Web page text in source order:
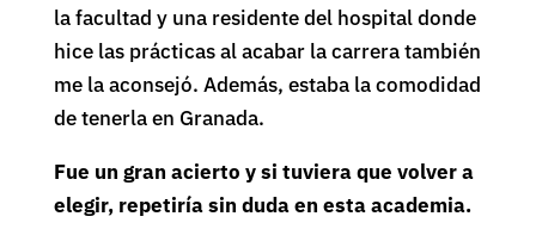
la facultad y una residente del hospital donde
hice las prácticas al acabar la carrera también
me la aconsejó. Además, estaba la comodidad
de tenerla en Granada.
Fue un gran acierto y si tuviera que volver a
elegir, repetiría sin duda en esta academia.